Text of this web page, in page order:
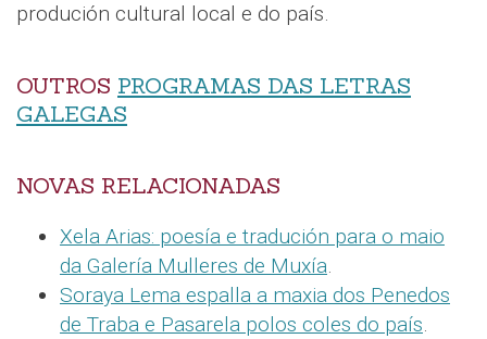
produción cultural local e do país.
OUTROS PROGRAMAS DAS LETRAS
GALEGAS
NOVAS RELACIONADAS
Xela Arias: poesía e tradución para o maio
da Galería Mulleres de Muxía.
Soraya Lema espalla a maxia dos Penedos
de Traba e Pasarela polos coles do país.